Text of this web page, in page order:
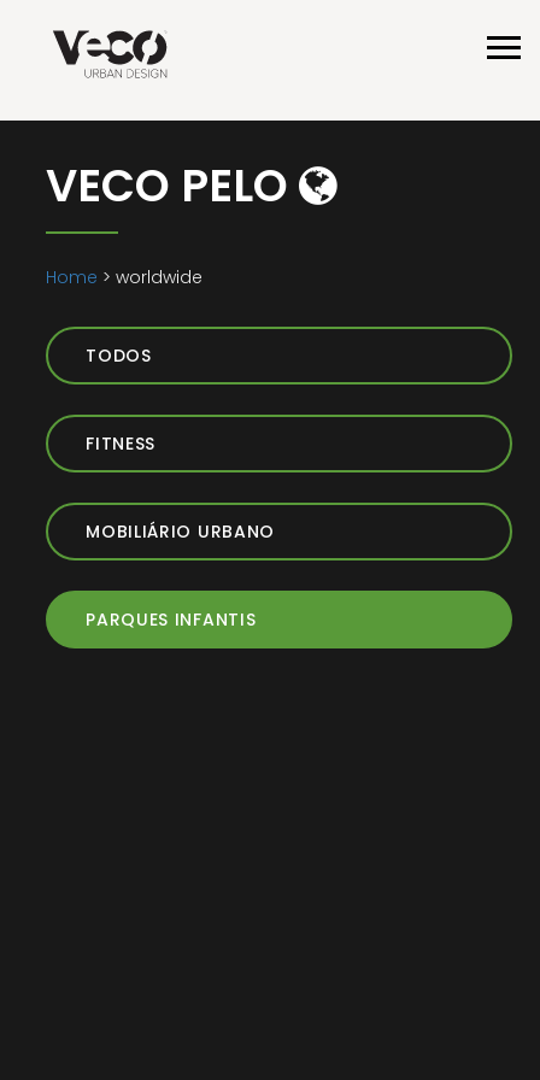
VECO PELO
Home > worldwide
TODOS
FITNESS
MOBILIÁRIO URBANO
PARQUES INFANTIS